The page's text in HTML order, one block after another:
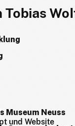
Tobias
Museum Neuss
und Website